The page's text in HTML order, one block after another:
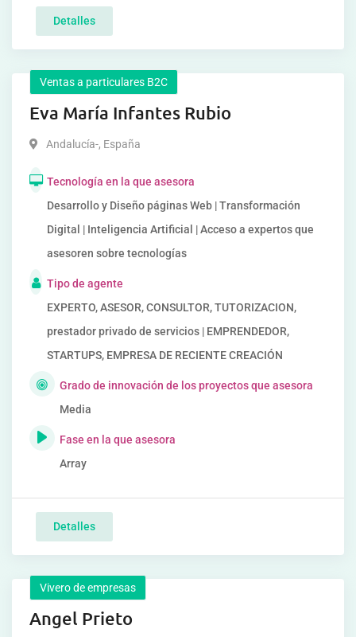
Detalles
Ventas a particulares B2C
Eva María Infantes Rubio
Andalucía-, España
Tecnología en la que asesora
Desarrollo y Diseño páginas Web | Transformación
Digital | Inteligencia Artificial | Acceso a expertos que
asesoren sobre tecnologías
Tipo de agente
EXPERTO, ASESOR, CONSULTOR, TUTORIZACION,
prestador privado de servicios | EMPRENDEDOR,
STARTUPS, EMPRESA DE RECIENTE CREACIÓN
Grado de innovación de los proyectos que asesora
Media
Fase en la que asesora
Array
Detalles
Vivero de empresas
Angel Prieto